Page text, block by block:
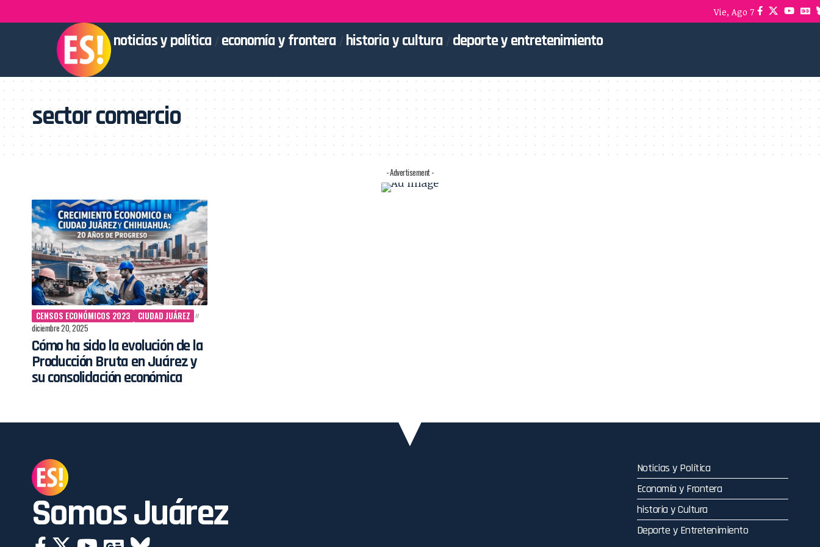
Vie, Ago 7
noticias y política economía y frontera historia y cultura deporte y entretenimiento
sector comercio
- Advertisement -
CENSOS ECONÓMICOS 2023
CIUDAD JUÁREZ
diciembre 20, 2025
Cómo ha sido la evolución de la
Producción Bruta en Juárez y
su consolidación económica
Somos Juárez
Noticias y Política
Economía y Frontera
historia y Cultura
Deporte y Entretenimiento